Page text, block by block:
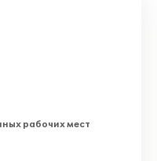
рабочих мест